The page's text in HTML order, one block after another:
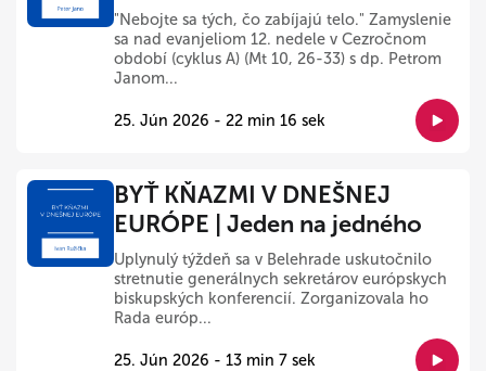
"Nebojte sa tých, čo zabíjajú telo." Zamyslenie
sa nad evanjeliom 12. nedele v Cezročnom
období (cyklus A) (Mt 10, 26-33) s dp. Petrom
Janom...
25. Jún 2026 - 22 min 16 sek
BYŤ KŇAZMI V DNEŠNEJ
EURÓPE | Jeden na jedného
Uplynulý týždeň sa v Belehrade uskutočnilo
stretnutie generálnych sekretárov európskych
biskupských konferencií. Zorganizovala ho
Rada európ...
25. Jún 2026 - 13 min 7 sek